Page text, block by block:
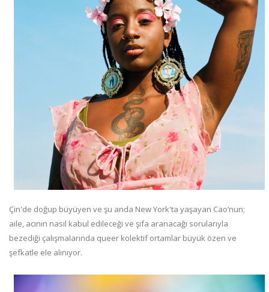
Çin'de doğup büyüyen ve şu anda New York'ta yaşayan Cao’nun;
aile, acının nasıl kabul edileceği ve şifa aranacağı sorularıyla
bezediği çalışmalarında queer kolektif ortamlar büyük özen ve
şefkatle ele alınıyor.